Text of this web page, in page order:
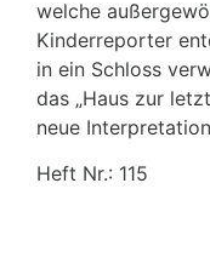
welche
Kinderreporter
in ein Schloss
das „Haus zur
neue
Heft Nr.: 115